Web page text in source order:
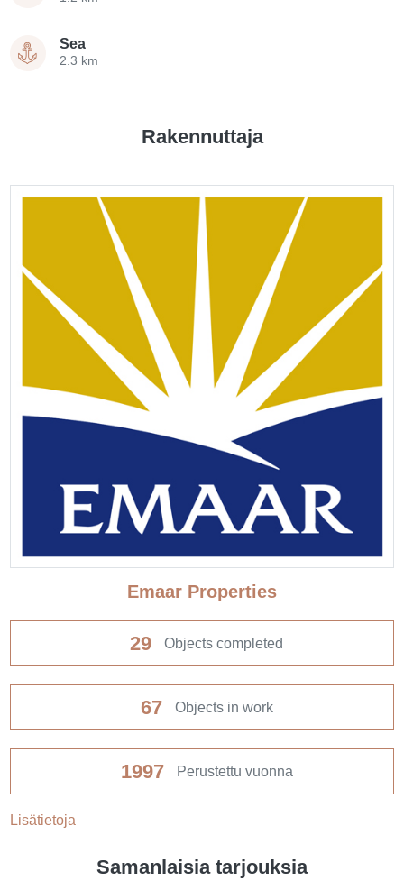
Sea
2.3 km
Rakennuttaja
Emaar Properties
29 Objects completed
67 Objects in work
1997 Perustettu vuonna
Lisätietoja
Samanlaisia tarjouksia